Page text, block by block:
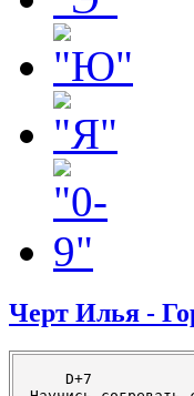
Черт Илья -
    D+7